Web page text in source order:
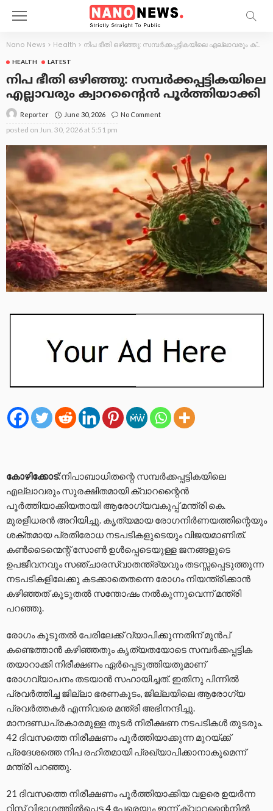
Nano News > Health > നിപ ഭീതി ഒഴിഞ്ഞു: സമ്പർക്കപ്പട്ടികയിലെ എല്ലാവരും ക്വാറന്റൈൻ പൂർത്തിയാക്കി
HEALTH LATEST
നിപ ഭീതി ഒഴിഞ്ഞു: സമ്പർക്കപ്പട്ടികയിലെ
എല്ലാവരും ക്വാറന്റൈൻ പൂർത്തിയാക്കി
Reporter June 30, 2026 No Comment
posted on Jun. 30, 2026 at 5:51 pm
കോഴിക്കോട്:നിപാബാധിതന്റെ സമ്പർക്കപ്പട്ടികയിലെ
എല്ലാവരും സുരക്ഷിതമായി ക്വാറന്റൈൻ
പൂർത്തിയാക്കിയതായി ആരോഗ്യവകുപ്പ് മന്ത്രി കെ.
മുരളീധരൻ അറിയിച്ചു. കൃത്യമായ രോഗനിർണയത്തിന്റെയും
ശക്തമായ പ്രതിരോധ നടപടികളുടെയും വിജയമാണിത്.
കൺടൈന്മെന്റ് സോൺ ഉൾപ്പെടെയുള്ള ജനങ്ങളുടെ
ഉപജീവനവും സഞ്ചാരസ്വാതന്ത്ര്യവും തടസ്സപ്പെടുത്തുന്ന
നടപടികളിലേക്കു കടക്കാതെതന്നെ രോഗം നിയന്ത്രിക്കാൻ
കഴിഞ്ഞത് കൂടുതൽ സന്തോഷം നൽകുന്നുവെന്ന് മന്ത്രി
പറഞ്ഞു.
രോഗം കൂടുതൽ പേരിലേക്ക് വ്യാപിക്കുന്നതിന് മുൻപ്
കണ്ടെത്താൻ കഴിഞ്ഞതും കൃത്യതയോടെ സമ്പർക്കപ്പട്ടിക
തയാറാക്കി നിരീക്ഷണം ഏർപ്പെടുത്തിയതുമാണ്
രോഗവ്യാപനം തടയാൻ സഹായിച്ചത്. ഇതിനു പിന്നിൽ
പ്രവർത്തിച്ച ജില്ലാ ഭരണകൂടം, ജില്ലയിലെ ആരോഗ്യ
പ്രവർത്തകർ എന്നിവരെ മന്ത്രി അഭിനന്ദിച്ചു.
മാനദണ്ഡപ്രകാരമുള്ള തുടർ നിരീക്ഷണ നടപടികൾ തുടരും.
42 ദിവസത്തെ നിരീക്ഷണം പൂർത്തിയാക്കുന്ന മുറയ്ക്ക്
പ്രദേശത്തെ നിപ രഹിതമായി പ്രഖ്യാപിക്കാനാകുമെന്ന്
മന്ത്രി പറഞ്ഞു.
21 ദിവസത്തെ നിരീക്ഷണം പൂർത്തിയാക്കിയ വളരെ ഉയർന്ന
റിസ്ക് വിഭാഗത്തിൽപ്പെട്ട 4 പേരെയും ഇന്ന് ക്വാറന്റൈനിൽ